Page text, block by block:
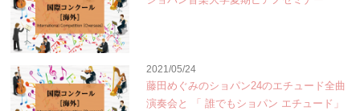
2021/05/24
藤田めぐみのショパン24のエチュード全曲
演奏会と 「 誰でもショパン エチュード」